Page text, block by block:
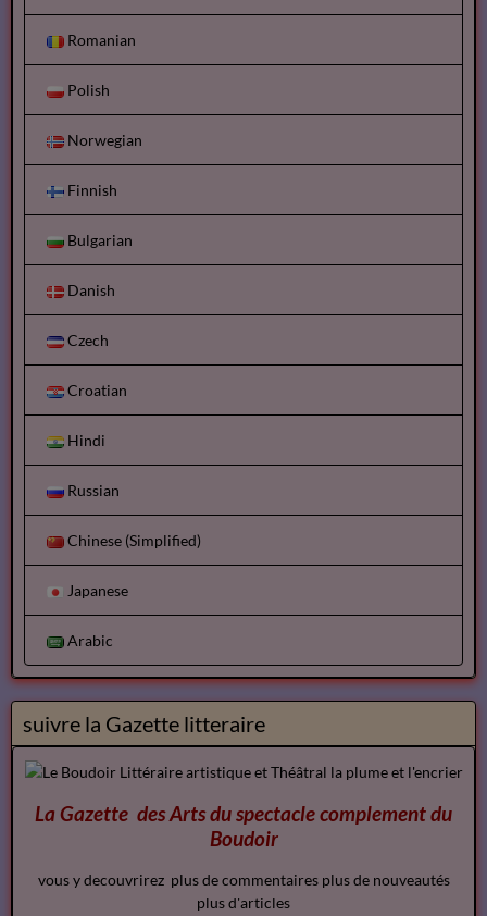
Romanian
Polish
Norwegian
Finnish
Bulgarian
Danish
Czech
Croatian
Hindi
Russian
Chinese (Simplified)
Japanese
Arabic
suivre la Gazette litteraire
La Gazette des Arts du spectaclecomplementdu
Boudoir
vous y decouvrirez plus de commentaires plus de nouveautés
plus d'articles